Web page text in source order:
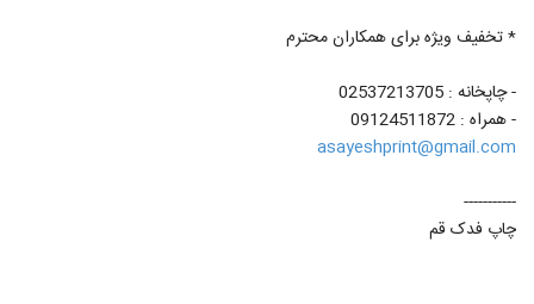
* تخفیف ویژه برای همکاران محترم
- چاپخانه : 02537213705
- همراه : 09124511872
asayeshprint@gmail.com
-----------
چاپ فدک قم